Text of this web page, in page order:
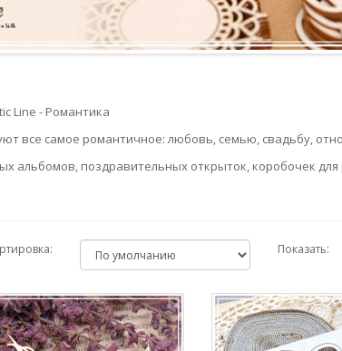
Line - Романтика
все самое романтичное: любовь, семью, свадьбу,
альбомов, поздравительных открыток, коробочек
Показать: